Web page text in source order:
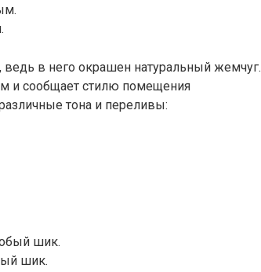
в него окрашен натуральный жемчуг.
и сообщает стилю помещения
тона и переливы:
шик.